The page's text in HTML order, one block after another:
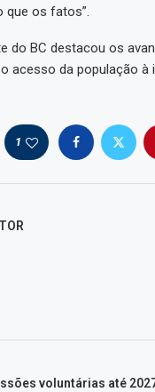
que os fatos”.
do BC destacou os
acesso da população à
1
voluntárias até